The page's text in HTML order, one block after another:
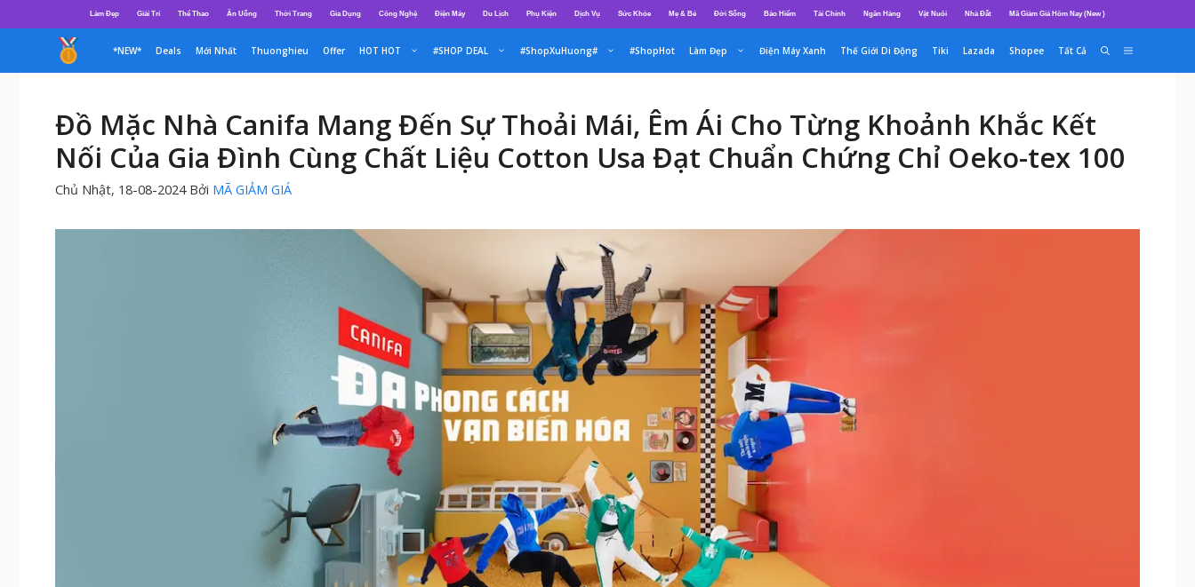
đến
dung
Làm Đẹp Giải Trí Thể Thao Ăn Uống Thời Trang Gia Dụng Công Nghệ Điện Máy Du Lịch Phụ Kiện Dịch Vụ Sức Khỏe Mẹ & Bé Đời Sống Bảo Hiểm Tài Chính Ngân Hàng Vật Nuôi Nhà Đất Mã Giảm Giá Hôm Nay (New )
*NEW* Deals Mới Nhất Thuonghieu Offer HOT HOT #SHOP DEAL #ShopXuHuong# #ShopHot Làm Đẹp Điện Máy Xanh Thế Giới Di Động Tiki Lazada Shopee Tất Cả
Đồ Mặc Nhà Canifa Mang Đến Sự Thoải Mái, Êm Ái Cho Từng Khoảnh Khắc Kết
Nối Của Gia Đình Cùng Chất Liệu Cotton Usa Đạt Chuẩn Chứng Chỉ Oeko-tex 100
Chủ Nhật, 18-08-2024 Bởi MÃ GIẢM GIÁ